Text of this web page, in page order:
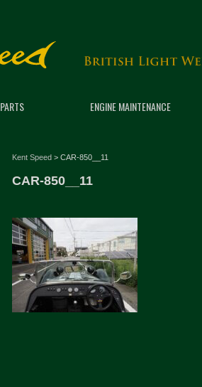
PARTS ENGINE MAINTENANCE
Kent Speed > CAR-850__11
CAR-850__11